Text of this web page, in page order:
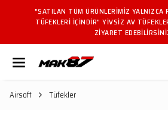
"SATILAN TÜM ÜRÜNLERIMIZ YALNIZCA
TÜFEKLERI IÇINDIR" YIVSIZ AV
ZIYARET
Airsoft Tüfekler